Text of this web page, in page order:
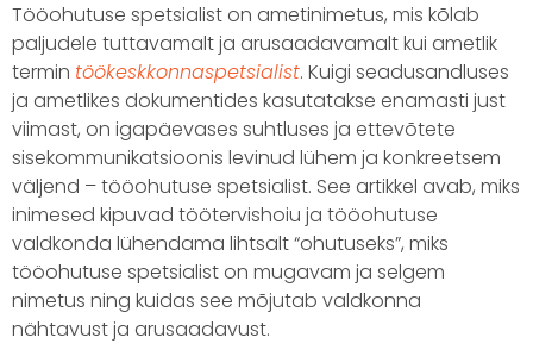
Tööohutuse spetsialist on ametinimetus, mis kõlab
paljudele tuttavamalt ja arusaadavamalt kui ametlik
termin töökeskkonnaspetsialist. Kuigi seadusandluses
ja ametlikes dokumentides kasutatakse enamasti just
viimast, on igapäevases suhtluses ja ettevõtete
sisekommunikatsioonis levinud lühem ja konkreetsem
väljend – tööohutuse spetsialist. See artikkel avab, miks
inimesed kipuvad töötervishoiu ja tööohutuse
valdkonda lühendama lihtsalt “ohutuseks”, miks
tööohutuse spetsialist on mugavam ja selgem
nimetus ning kuidas see mõjutab valdkonna
nähtavust ja arusaadavust.